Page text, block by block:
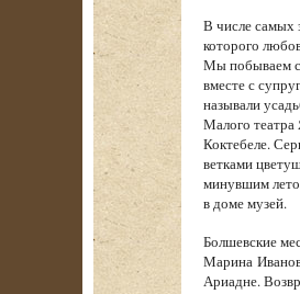
В числе самых
которого
Мы побываем с
вместе с
называли
Малого
Коктебеле.
ветками
минувшим
в доме музей.
Болшевские
Марина
Ариадне.